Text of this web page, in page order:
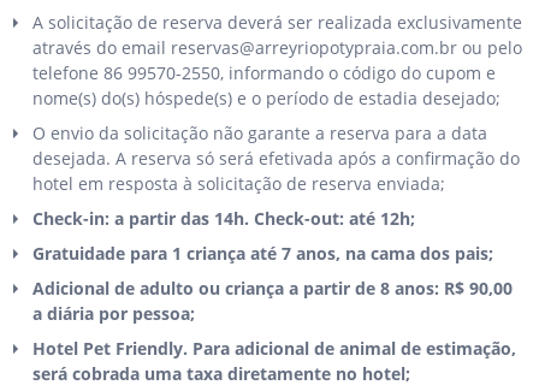
A solicitação de reserva deverá ser realizada exclusivamente
através do email reservas@arreyriopotypraia.com.br ou pelo
telefone 86 99570-2550, informando o código do cupom e
nome(s) do(s) hóspede(s) e o período de estadia desejado;
O envio da solicitação não garante a reserva para a data
desejada. A reserva só será efetivada após a confirmação do
hotel em resposta à solicitação de reserva enviada;
Check-in: a partir das 14h. Check-out: até 12h;
Gratuidade para 1 criança até 7 anos, na cama dos pais;
Adicional de adulto ou criança a partir de 8 anos: R$ 90,00
a diária por pessoa;
Hotel Pet Friendly. Para adicional de animal de estimação,
será cobrada uma taxa diretamente no hotel;